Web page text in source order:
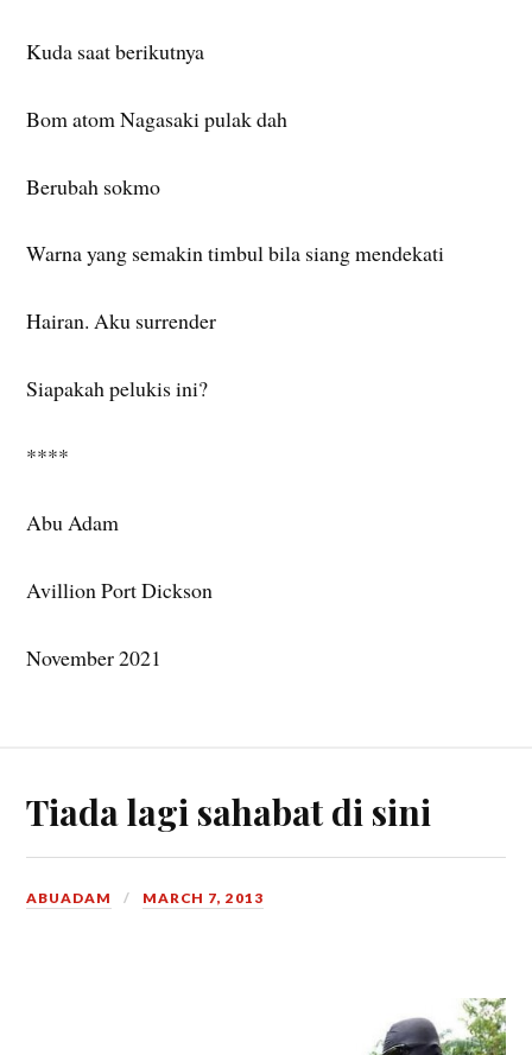
Kuda saat berikutnya
Bom atom Nagasaki pulak dah
Berubah sokmo
Warna yang semakin timbul bila siang mendekati
Hairan. Aku surrender
Siapakah pelukis ini?
****
Abu Adam
Avillion Port Dickson
November 2021
Tiada lagi sahabat di sini
ABUADAM MARCH 7, 2013